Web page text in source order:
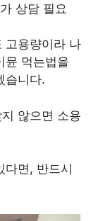
상담 필요
고용량이라 나
뮨 먹는법을
습니다.
않으면 소용
다면, 반드시